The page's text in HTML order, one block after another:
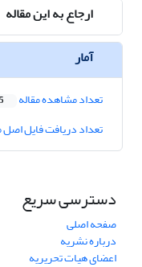
ارجاع به این مقاله
آمار
تعداد مشاهده مقاله
تعداد دریافت فایل اصل
دسترسی سریع
صفحه اصلی
درباره نشریه
اعضای هیات تحریریه